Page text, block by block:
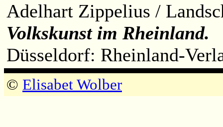
Adelhart Zippelius /
Volkskunst im Rheinland.
Düsseldorf: Rheinland-
© Elisabet Wolber